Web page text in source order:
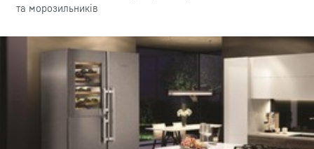
та морозильників